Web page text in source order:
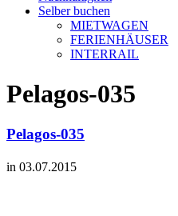
Selber buchen
MIETWAGEN
FERIENHÄUSER
INTERRAIL
Pelagos-035
Pelagos-035
in 03.07.2015